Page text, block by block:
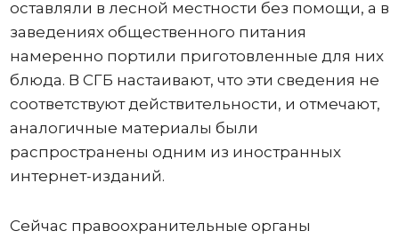
оставляли в лесной местности без помощи, а в
заведениях общественного питания
намеренно портили приготовленные для них
блюда. В СГБ настаивают, что эти сведения не
соответствуют действительности, и отмечают,
аналогичные материалы были
распространены одним из иностранных
интернет-изданий.
Сейчас правоохранительные органы